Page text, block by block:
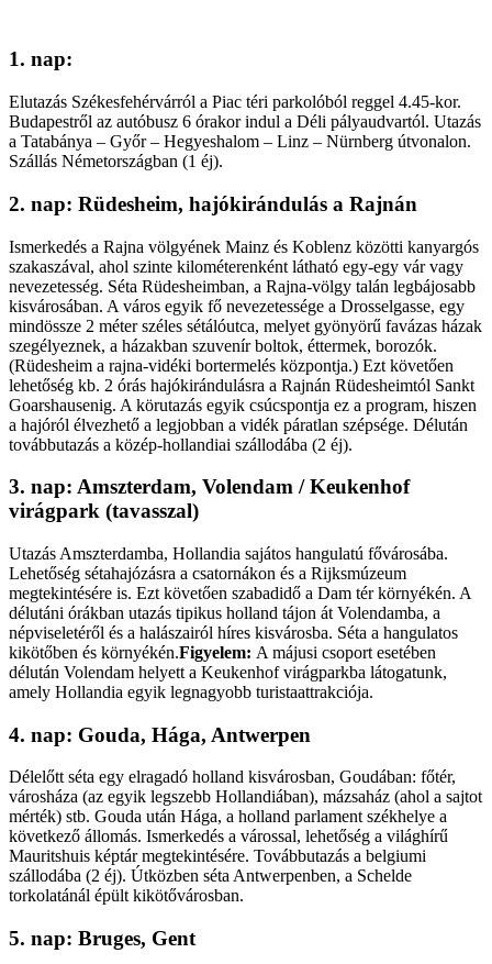
1. nap:
Elutazás Székesfehérvárról a Piac téri parkolóból reggel 4.45-kor.
Budapestről az autóbusz 6 órakor indul a Déli pályaudvartól. Utazás
a Tatabánya – Győr – Hegyeshalom – Linz – Nürnberg útvonalon.
Szállás Németországban (1 éj).
2. nap: Rüdesheim, hajókirándulás a Rajnán
Ismerkedés a Rajna völgyének Mainz és Koblenz közötti kanyargós
szakaszával, ahol szinte kilométerenként látható egy-egy vár vagy
nevezetesség. Séta Rüdesheimban, a Rajna-völgy talán legbájosabb
kisvárosában. A város egyik fő nevezetessége a Drosselgasse, egy
mindössze 2 méter széles sétálóutca, melyet gyönyörű favázas házak
szegélyeznek, a házakban szuvenír boltok, éttermek, borozók.
(Rüdesheim a rajna-vidéki bortermelés központja.) Ezt követően
lehetőség kb. 2 órás hajókirándulásra a Rajnán Rüdesheimtól Sankt
Goarshausenig. A körutazás egyik csúcspontja ez a program, hiszen
a hajóról élvezhető a legjobban a vidék páratlan szépsége. Délután
továbbutazás a közép-hollandiai szállodába (2 éj).
3. nap: Amszterdam, Volendam / Keukenhof
virágpark (tavasszal)
Utazás Amszterdamba, Hollandia sajátos hangulatú fővárosába.
Lehetőség sétahajózásra a csatornákon és a Rijksmúzeum
megtekintésére is. Ezt követően szabadidő a Dam tér környékén. A
délutáni órákban utazás tipikus holland tájon át Volendamba, a
népviseletéről és a halászairól híres kisvárosba. Séta a hangulatos
kikötőben és környékén.Figyelem: A májusi csoport esetében
délután Volendam helyett a Keukenhof virágparkba látogatunk,
amely Hollandia egyik legnagyobb turistaattrakciója.
4. nap: Gouda, Hága, Antwerpen
Délelőtt séta egy elragadó holland kisvárosban, Goudában: főtér,
városháza (az egyik legszebb Hollandiában), mázsaház (ahol a sajtot
mérték) stb. Gouda után Hága, a holland parlament székhelye a
következő állomás. Ismerkedés a várossal, lehetőség a világhírű
Mauritshuis képtár megtekintésére. Továbbutazás a belgiumi
szállodába (2 éj). Útközben séta Antwerpenben, a Schelde
torkolatánál épült kikötővárosban.
5. nap: Bruges, Gent